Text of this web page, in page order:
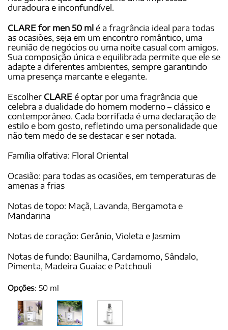
duradoura e inconfundível.
CLARE for men 50 ml é a fragrância ideal para todas
as ocasiões, seja em um encontro romântico, uma
reunião de negócios ou uma noite casual com amigos.
Sua composição única e equilibrada permite que ele se
adapte a diferentes ambientes, sempre garantindo
uma presença marcante e elegante.
Escolher CLARE é optar por uma fragrância que
celebra a dualidade do homem moderno – clássico e
contemporâneo. Cada borrifada é uma declaração de
estilo e bom gosto, refletindo uma personalidade que
não tem medo de se destacar e ser notada.
Família olfativa: Floral Oriental
Ocasião: para todas as ocasiões, em temperaturas de
amenas a frias
Notas de topo: Maçã, Lavanda, Bergamota e
Mandarina
Notas de coração: Gerânio, Violeta e Jasmim
Notas de fundo: Baunilha, Cardamomo, Sândalo,
Pimenta, Madeira Guaiac e Patchouli
Opções: 50 ml